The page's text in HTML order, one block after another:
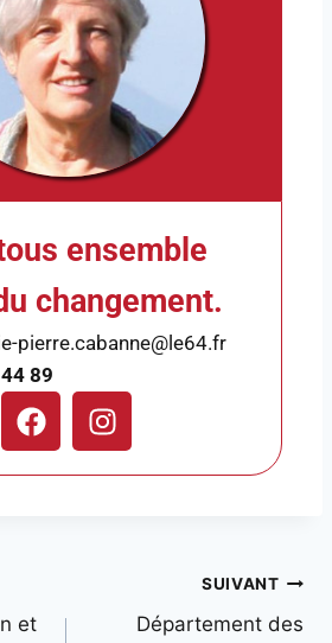
ensemble
changement.
pierre.cabanne@le64.fr
89
et
SUIVANT
Département des